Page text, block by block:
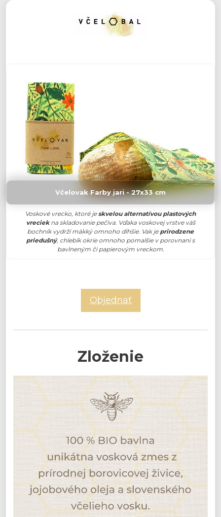
Včelovak Farby jari - 27x33 cm
Voskové vrecko, ktoré jeskvelou alternatívou plastových
vreciekna skladovanie pečiva. Vďaka voskovej vrstve váš
bochník vydrží mäkký omnoho dlhšie. Vak je prirodzene
priedušný, chlebík okrie omnoho pomalšie v porovnaní s
bavlneným či papierovým vreckom.
Objednať
Zloženie